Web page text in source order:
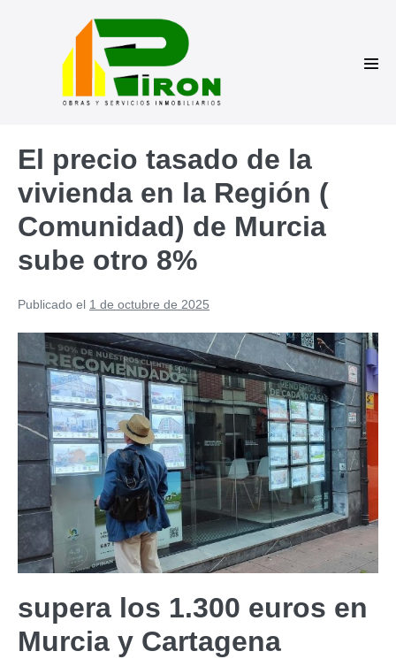
El precio tasado de la
vivienda en la Región (
Comunidad) de Murcia
sube otro 8%
Publicado el 1 de octubre de 2025
supera los 1.300 euros en
Murcia y Cartagena